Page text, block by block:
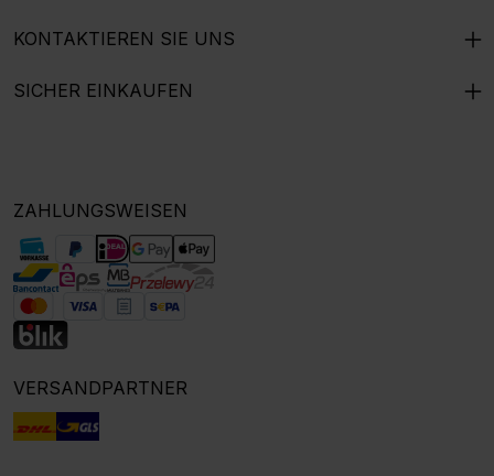
KONTAKTIEREN SIE UNS
SICHER EINKAUFEN
ZAHLUNGSWEISEN
VERSANDPARTNER